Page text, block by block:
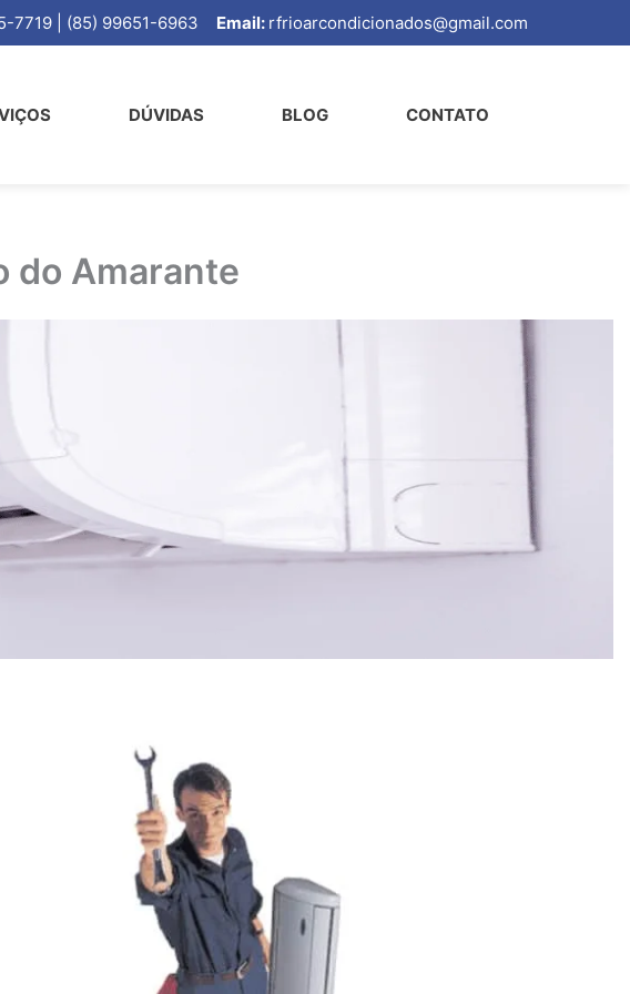
7719 | (85) 99651-6963 Email: rfrioarcondicionados@gmail.com
DÚVIDAS BLOG CONTATO
do Amarante